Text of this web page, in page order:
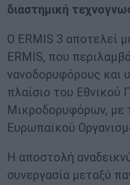
διαστημική
Ο ERMIS 3 αποτελεί
ERMIS, που
νανοδορυφόρους και
πλαίσιο του Εθνικού
Μικροδορυφόρων, με
Ευρωπαϊκού
Η αποστολή
συνεργασία μεταξύ